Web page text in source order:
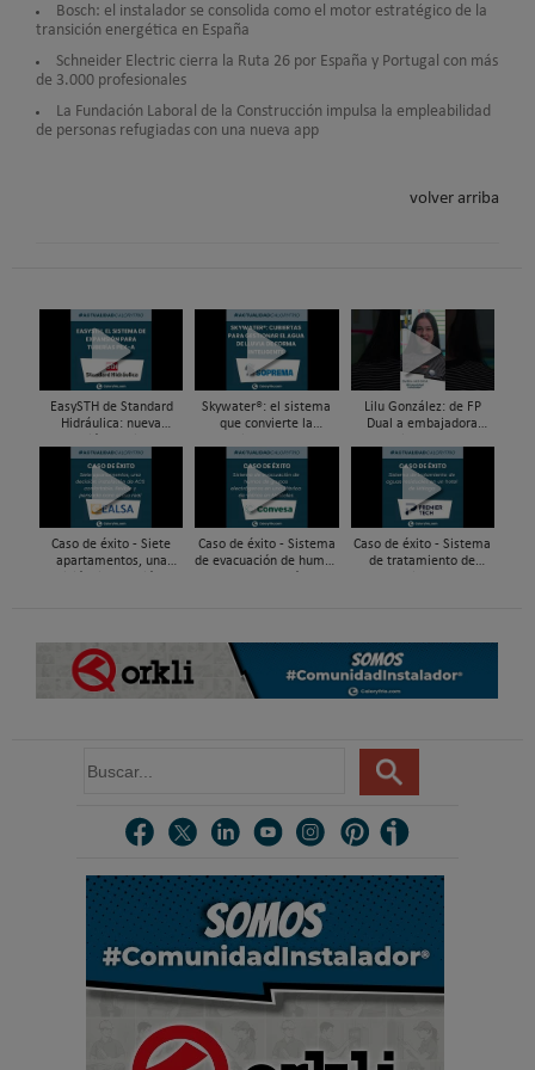
Bosch: el instalador se consolida como el motor estratégico de la
transición energética en España
Schneider Electric cierra la Ruta 26 por España y Portugal con más
de 3.000 profesionales
La Fundación Laboral de la Construcción impulsa la empleabilidad
de personas refugiadas con una nueva app
volver arriba
EasySTH de Standard
Hidráulica: nueva
de expansión para
tuberías PEX
Skywater®: el sistema
que convierte la
infraestructura activa de
gestión del agua...
Lilu González: de FP
Dual a embajadora
| Mecatrónica Industrial
Caso de éxito - Siete
apartamentos, una
Caso de éxito - Sistema
de evacuación de humos
Caso de éxito - Sistema
de tratamiento de
u
r
.